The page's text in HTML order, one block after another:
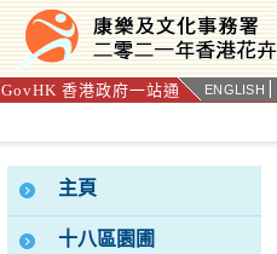
GovHK 香港政府一站通 ENGLISH
按“Tab”進入菜單
主頁
十八區園圃